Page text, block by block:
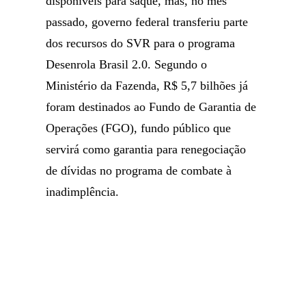
passado, governo federal transferiu parte
dos recursos do SVR para o programa
Desenrola Brasil 2.0. Segundo o
Ministério da Fazenda, R$ 5,7 bilhões já
foram destinados ao Fundo de Garantia de
Operações (FGO), fundo público que
servirá como garantia para renegociação
de dívidas no programa de combate à
inadimplência.